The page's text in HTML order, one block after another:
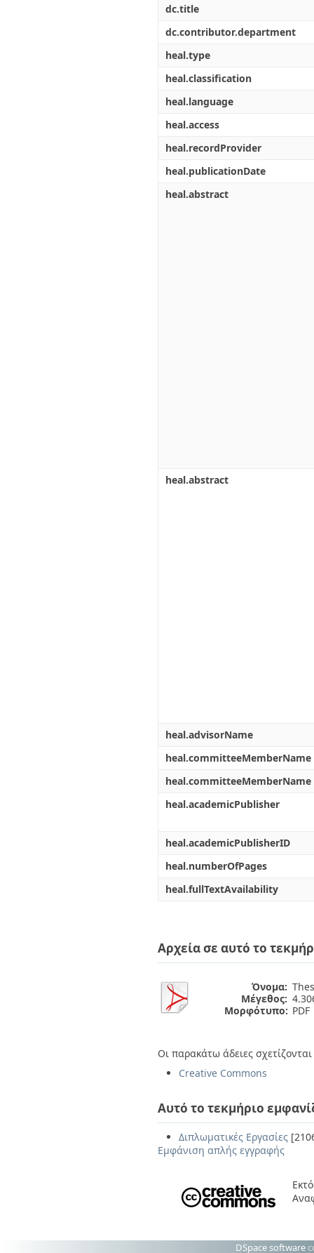
dc.title
dc.contributor.department
heal.type
heal.classification
heal.language
heal.access
heal.recordProvider
heal.publicationDate
heal.abstract
heal.abstract
heal.advisorName
heal.committeeMemberName
heal.committeeMemberName
heal.academicPublisher
heal.academicPublisherID
heal.numberOfPages
heal.fullTextAvailability
Αρχεία σε αυτό το
Όνομα:
Μέγεθος:
Μορφότυπο: PDF
Οι παρακάτω άδειες
Creative Commons
Αυτό το τεκμήριο
Διπλωματικές Εργασίες
Εμφάνιση απλής εγγραφής
DSpace software